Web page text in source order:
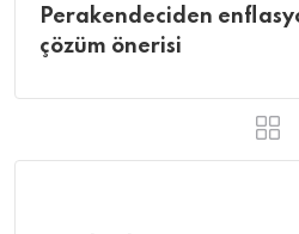
Perakendeciden
çözüm önerisi